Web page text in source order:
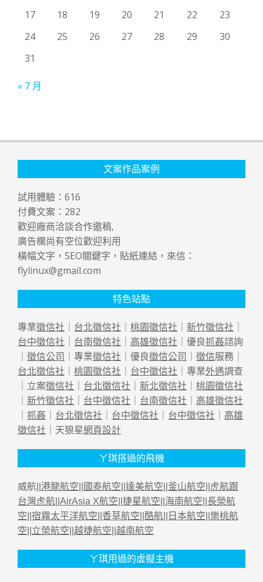
17
18 19 20 21 22
23
24
25 26 27 28 29
30
31
« 7 月
文案作品案例
試用體驗： 616
付費文案： 282
歡迎廠商洽談合作邀稿,
廣告欄尚有空位歡迎利用
橫幅文字，SEO關鍵字，貼紙連結，來信：
flylinux@gmail.com
特色站點
專業徵信社 ｜ 台北徵信社 ｜ 桃園徵信社 ｜ 新竹徵信社 ｜
台中徵信社 ｜ 台南徵信社 ｜ 高雄徵信社 ｜優良抓姦諮詢
｜ 徵信公司 ｜專業徵信社 ｜優良徵信公司 ｜ 徵信服務｜
台北徵信社 ｜ 桃園徵信社 ｜ 台中徵信社 ｜專業外遇調查
｜立案徵信社 ｜ 台北徵信社 ｜ 新北徵信社 ｜ 桃園徵信社
｜ 新竹徵信社 ｜ 台中徵信社 ｜ 台南徵信社 ｜ 高雄徵信社
｜ 抓姦 ｜ 台北徵信社 ｜ 台中徵信社 ｜ 台中徵信社 ｜ 高雄
徵信社 ｜天狼星網頁設計
ㄚ琪搭過的飛機
威航|| 港龍航空 國泰航空 達美航空 釜山航空
虎航跟
台灣虎航 AirAsia X航空 捷星航空 海南航空 長榮航
空 宿霧太平洋航空 香草航空 酷航 日本航空 樂桃航
空 立榮航空 越捷航空 越南航空
ㄚ琪用過的虛擬主機